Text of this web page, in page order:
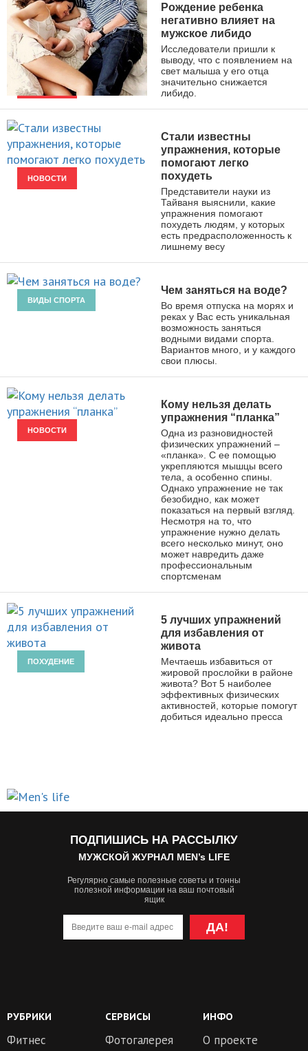
Рождение ребенка
негативно влияет на
мужское либидо
Исследователи пришли к
выводу, что с появлением на
свет малыша у его отца
значительно снижается
либидо.
НОВОСТИ
Стали известны
упражнения, которые
помогают легко
похудеть
Представители науки из
Тайваня выяснили, какие
упражнения помогают
похудеть людям, у которых
есть предрасположенность к
лишнему весу
ВИДЫ СПОРТА
Чем заняться на воде?
Во время отпуска на морях и
реках у Вас есть уникальная
возможность заняться
водными видами спорта.
Вариантов много, и у каждого
свои плюсы.
НОВОСТИ
Кому нельзя делать
упражнения “планка”
Одна из разновидностей
физических упражнений –
«планка». С ее помощью
укрепляются мышцы всего
тела, а особенно спины.
Однако упражнение не так
безобидно, как может
показаться на первый взгляд.
Несмотря на то, что
упражнение нужно делать
всего несколько минут, оно
может навредить даже
профессиональным
спортсменам
ПОХУДЕНИЕ
5 лучших упражнений
для избавления от
живота
Мечтаешь избавиться от
жировой прослойки в районе
живота? Вот 5 наиболее
эффективных физических
активностей, которые помогут
добиться идеально пресса
ПОДПИШИСЬ НА РАССЫЛКУ
МУЖСКОЙ ЖУРНАЛ MEN’s LIFE
Регулярно самые полезные советы и тонны
полезной информации на ваш почтовый
ящик
ДА!
РУБРИКИ
Фитнес
СЕРВИСЫ
Фотогалерея
ИНФО
О проекте